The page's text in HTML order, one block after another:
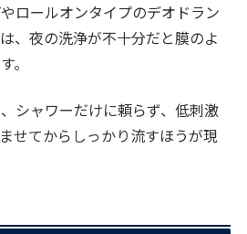
ロールオンタイプのデオドラン
、夜の洗浄が不十分だと膜のよ
。
シャワーだけに頼らず、低刺激
せてからしっかり流すほうが現